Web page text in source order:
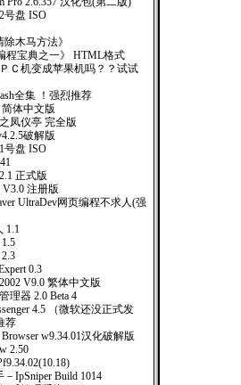
号盘 ISO
除木马方法》
程宝典之一》 HTML格式
Ｃ机变成苹果机吗？？试试
全集 ！强烈推荐
体中文版
凤仪亭 完全版
破解版
号盘 ISO
正式版
V3.0 注册版
UltraDev网页编程不求人(强
1.1
0.3
V9.0 繁体中文版
理器 2.0 Beta 4
4.5 （微软还没正式发
荐
Browser w9.34.01汉化破解版
2.50
IpSniper Build 1014